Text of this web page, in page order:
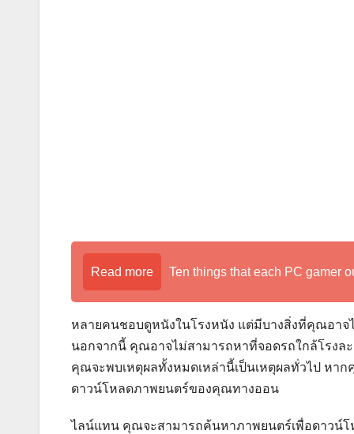
Read more Ten things that each PC gamer
หลายคนชอบดูหนังในโรงหนัง แต่มีบางสิ่งที่คุณอาจ
นอกจากนี้ คุณอาจไม่สามารถหาที่จอดรถใกล้โรง
คุณจะพบเหตุผลทั้งหมดเหล่านี้เป็นเหตุผลทั่วไป ห
ดาวน์โหลดภาพยนตร์ของคุณทางออน
ไลน์แทน คุณจะสามารถค้นหาภาพยนตร์เพื่อดาวน์โ